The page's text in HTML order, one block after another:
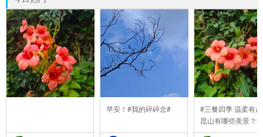
早安！#我的碎碎念#
#三餐四季 温柔有
昆山有哪些美景？#